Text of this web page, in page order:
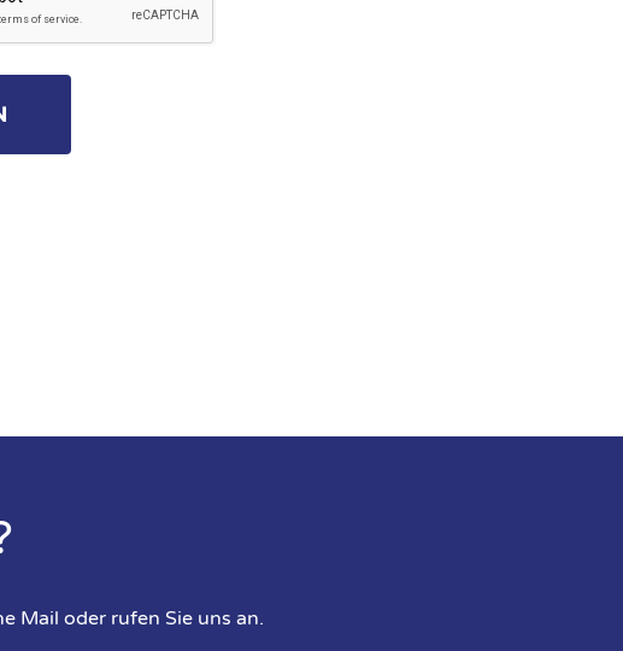
Mail oder rufen Sie uns an.